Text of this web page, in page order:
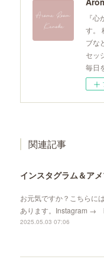
『
す。
ブな
セッ
毎日
関連記事
インスタグラム＆ア
お元気ですか？こちらに
あります。Instagram →
2025.05.03 07:06